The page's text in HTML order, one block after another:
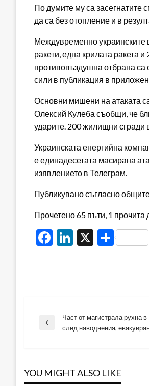
По думите му са засегнатите
да са без отопление и в
Междувременно украинските
ракети, една крилата ракета
противовъздушна отбрана са
сили в публикация в
Основни мишени на атаката
Олексий Кулеба съобщи, че
ударите. 200 жилищни сгради
Украинската енергийна
е единадесетата масирана
изявлението в Телеграм.
Публикувано съгласно
Прочетено 65 пъти, 1 прочита
Facebook
LinkedIn
X Share
Навигация
Previous
Част от магистрала рухна
след наводнения,
YOU MIGHT ALSO LIKE